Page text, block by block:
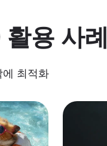
용 사례
최적화